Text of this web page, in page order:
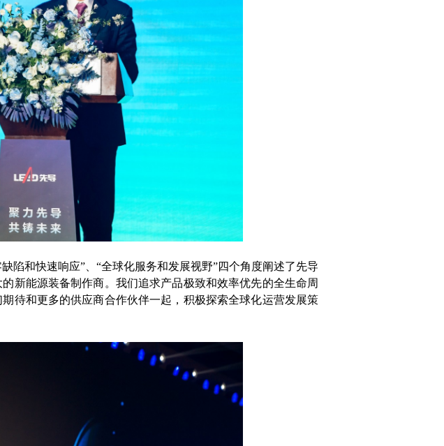
陷和快速响应”、“全球化服务和发展视野”四个角度阐述了先导
新能源装备制作商。我们追求产品极致和效率优先的全生命周
待和更多的供应商合作伙伴一起，积极探索全球化运营发展策